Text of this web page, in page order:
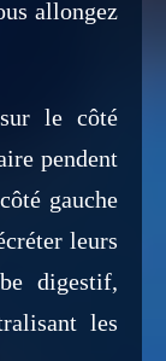
allongez
le côté
pendent
gauche
leurs
digestif,
les